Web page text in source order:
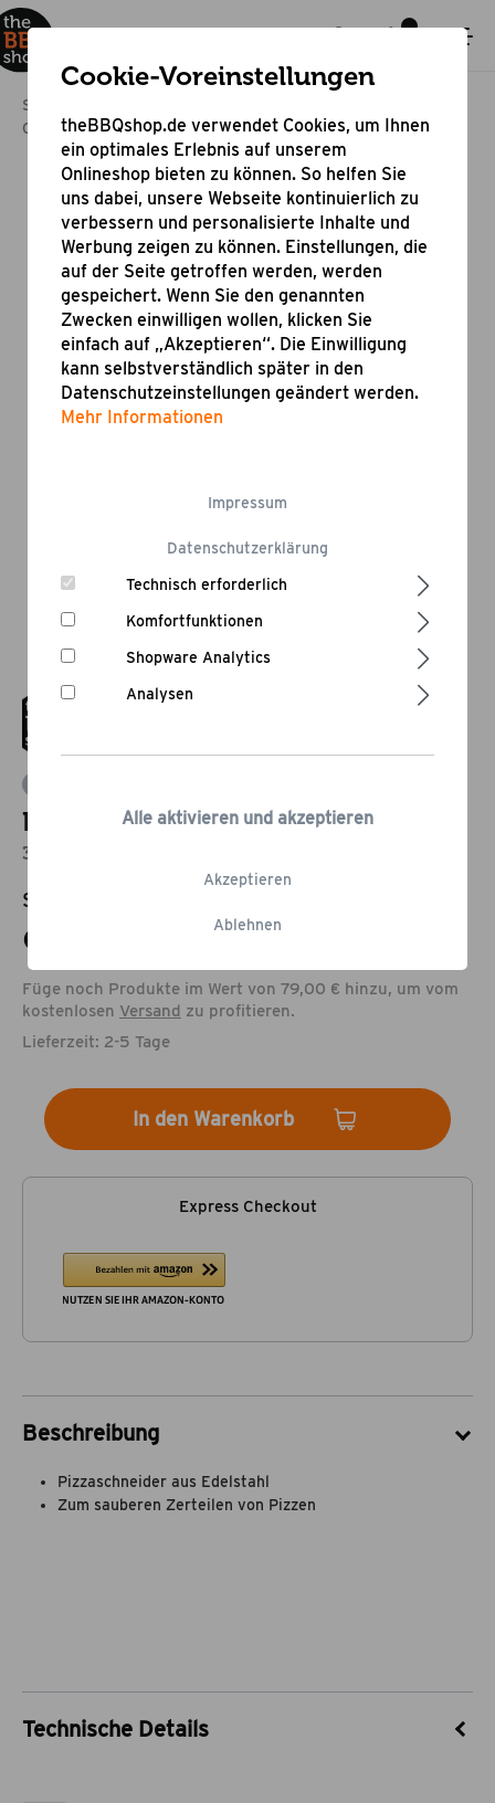
Startseite
Online Shop Grill Aktion
Pizzaschneider
Pizzaschneider
35 x 9,5 cm
Statt:
9,95 €*
Füge noch Produkte im Wert von 79,00 € hinzu, um vom
kostenlosen Versand zu profitieren.
Lieferzeit: 2-5 Tage
In den Warenkorb
Express Checkout
Beschreibung
Pizzaschneider aus Edelstahl
Zum sauberen Zerteilen von Pizzen
Technische Details
Cookie-Voreinstellungen
theBBQshop.de verwendet Cookies, um Ihnen
ein optimales Erlebnis auf unserem
Onlineshop bieten zu können. So helfen Sie
uns dabei, unsere Webseite kontinuierlich zu
verbessern und personalisierte Inhalte und
Werbung zeigen zu können. Einstellungen, die
auf der Seite getroffen werden, werden
gespeichert. Wenn Sie den genannten
Zwecken einwilligen wollen, klicken Sie
einfach auf „Akzeptieren“. Die Einwilligung
kann selbstverständlich später in den
Datenschutzeinstellungen geändert werden.
Mehr Informationen
Datenschutzerklärung
Impressum
Technisch erforderlich
Komfortfunktionen
Shopware Analytics
Analysen
Ablehnen
Akzeptieren
Alle aktivieren und akzeptieren